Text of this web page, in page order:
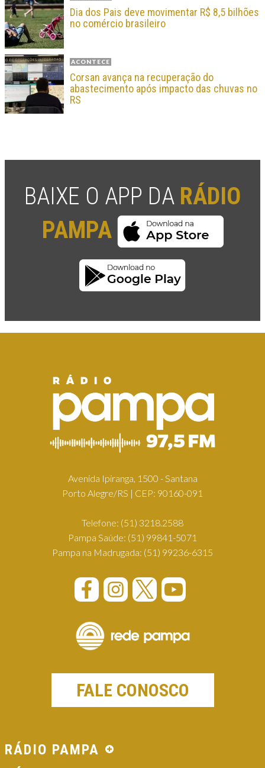
Dia dos Pais deve movimentar R$ 8,5 bilhões
no comércio brasileiro
ACONTECE
Corsan avança na recuperação do
abastecimento após impacto das chuvas no
RS
BAIXE O APP DA RÁDIO
PAMPA
Avenida Ipiranga, 1500 - Santana
Porto Alegre/RS | CEP: 90160-091
Telefone: (51) 3218.2588
Pampa Saúde: (51) 99841-5071
Pampa na Madrugada: (51) 99236-6315
FALE CONOSCO
RÁDIO PAMPA